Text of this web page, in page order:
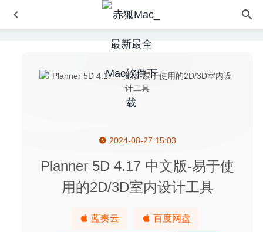
2024-08-27 15:03
Planner 5D 4.17 中文版-易于使
用的2D/3D室内设计工具
蓝奏云 百度网盘
SwitchResX 4.9.2 – 简单易用的屏幕分辨率修改工具
Cisdem AppCrypt 4.9.1 – 应用程序软件加密及网站黑名单
2020-07-03